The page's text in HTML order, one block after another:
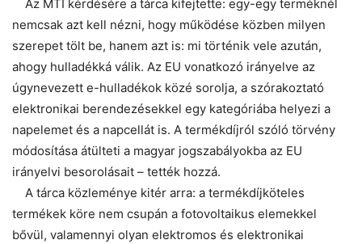
Az MTI kérdésére a tárca kifejtette: egy-egy terméknél
nemcsak azt kell nézni, hogy működése közben milyen
szerepet tölt be, hanem azt is: mi történik vele azután,
ahogy hulladékká válik. Az EU vonatkozó irányelve az
úgynevezett e-hulladékok közé sorolja, a szórakoztató
elektronikai berendezésekkel egy kategóriába helyezi a
napelemet és a napcellát is. A termékdíjról szóló törvény
módosítása átülteti a magyar jogszabályokba az EU
irányelvi besorolásait – tették hozzá.
A tárca közleménye kitér arra: a termékdíjköteles
termékek köre nem csupán a fotovoltaikus elemekkel
bővül, valamennyi olyan elektromos és elektronikai